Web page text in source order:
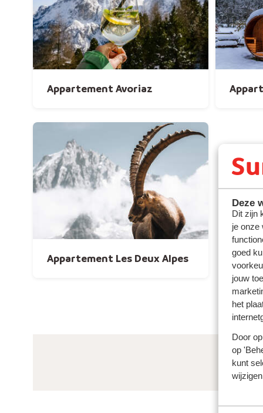
Deze
Dit zijn
je onze
goed
jouw
het
Door
op
kunt
Appartement Avoriaz
Appartement Les Deux Alpes